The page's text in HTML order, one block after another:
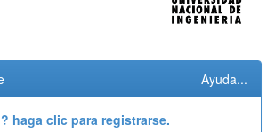
Ayuda...
haga clic para registrarse.